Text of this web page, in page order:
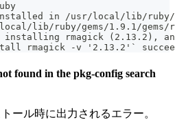
in /usr/local/lib/ruby/
lib/ruby/gems/1.9.1/gems/
installing rmagick (2.13.2),
rmagick -v '2.13.2'`
found in the pkg-config search
ール時に出力されるエラー。